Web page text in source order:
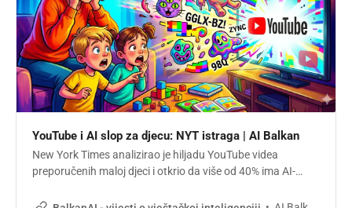
YouTube i AI slop za djecu: NYT istraga | AI Balkan
New York Times analizirao je hiljadu YouTube videa
preporučenih maloj djeci i otkrio da više od 40% ima AI-
sadržaj, i algoritam koji ne pravi razliku. Šta roditelji trebaju